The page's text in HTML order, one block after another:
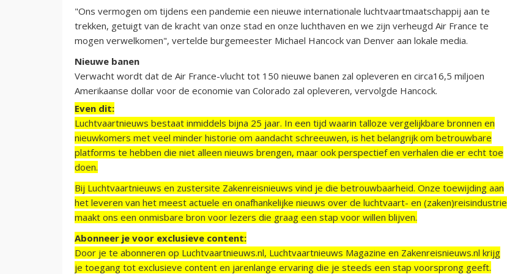
"Ons vermogen om tijdens een pandemie een nieuwe internationale luchtvaartmaatschappij aan te
trekken, getuigt van de kracht van onze stad en onze luchthaven en we zijn verheugd Air France te
mogen verwelkomen", vertelde burgemeester Michael Hancock van Denver aan lokale media.
Nieuwe banen
Verwacht wordt dat de Air France-vlucht tot 150 nieuwe banen zal opleveren en circa16,5 miljoen
Amerikaanse dollar voor de economie van Colorado zal opleveren, vervolgde Hancock.
Even dit:
Luchtvaartnieuws bestaat inmiddels bijna 25 jaar. In een tijd waarin talloze vergelijkbare bronnen en
nieuwkomers met veel minder historie om aandacht schreeuwen, is het belangrijk om betrouwbare
platforms te hebben die niet alleen nieuws brengen, maar ook perspectief en verhalen die er echt toe
doen.
Bij Luchtvaartnieuws en zustersite Zakenreisnieuws vind je die betrouwbaarheid. Onze toewijding aan
het leveren van het meest actuele en onafhankelijke nieuws over de luchtvaart- en (zaken)reisindustrie
maakt ons een onmisbare bron voor lezers die graag een stap voor willen blijven.
Abonneer je voor exclusieve content:
Door je te abonneren op Luchtvaartnieuws.nl, Luchtvaartnieuws Magazine en Zakenreisnieuws.nl krijg
je toegang tot exclusieve content en jarenlange ervaring die je steeds een stap voorsprong geeft.